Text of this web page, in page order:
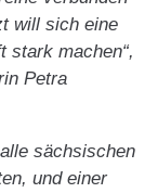
will sich eine
stark machen“,
Petra
sächsischen
und einer